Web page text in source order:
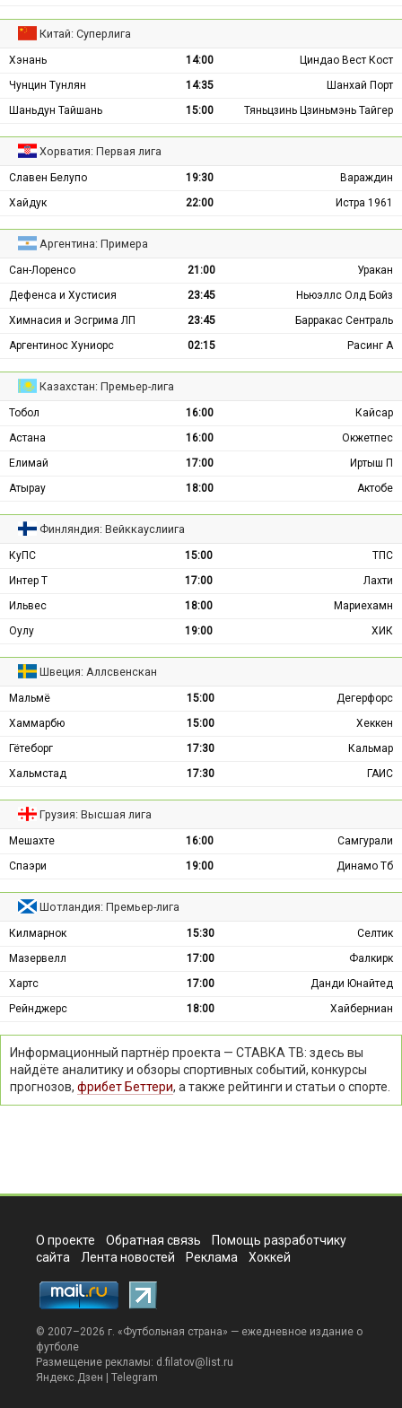
Китай: Суперлига
Хэнань 14:00
Циндао Вест Кост
Чунцин Тунлян
14:35
Шанхай Порт
Шаньдун Тайшань
15:00 Тяньцзинь Цзиньмэнь Тайгер
Хорватия: Первая лига
Славен Белупо 19:30
Вараждин
Хайдук
22:00 Истра 1961
Аргентина: Примера
Сан-Лоренсо 21:00
Уракан
Дефенса и Хустисия
23:45
Ньюэллс Олд Бойз
Химнасия и Эсгрима ЛП
23:45
Барракас Сентраль
Аргентинос Хуниорс
02:15 Расинг А
Казахстан: Премьер-лига
Тобол 16:00
Кайсар
Астана
16:00
Окжетпес
Елимай
17:00
Иртыш П
Атырау
18:00 Актобе
Финляндия: Вейккауслиига
КуПС 15:00
ТПС
Интер Т
17:00
Лахти
Ильвес
18:00
Мариехамн
Оулу
19:00 ХИК
Швеция: Аллсвенскан
Мальмё 15:00
Дегерфорс
Хаммарбю
15:00
Хеккен
Гётеборг
17:30
Кальмар
Хальмстад
17:30 ГАИС
Грузия: Высшая лига
Мешахте 16:00
Самгурали
Спаэри
19:00 Динамо Тб
Шотландия: Премьер-лига
Килмарнок 15:30
Селтик
Мазервелл
17:00
Фалкирк
Хартс
17:00
Данди Юнайтед
Рейнджерс
18:00 Хайберниан
Информационный партнёр проекта — СТАВКА ТВ: здесь вы
найдёте аналитику и обзоры спортивных событий, конкурсы
прогнозов, фрибет Беттери, а также рейтинги и статьи о спорте.
О проекте Обратная связь
Помощь разработчику
сайта
Лента новостей Реклама Хоккей
© 2007–2026 г. «Футбольная страна» — ежедневное издание о
футболе
Размещение рекламы: d.filatov@list.ru
Яндекс.Дзен
Telegram